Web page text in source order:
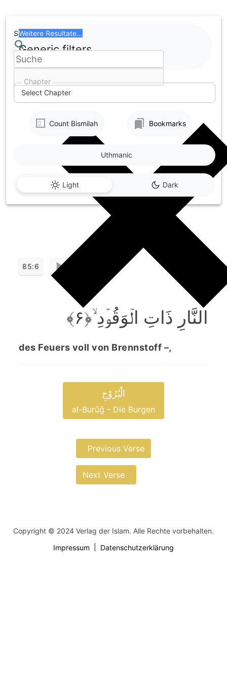
to
content
Chapter
Select Chapter
Search
Weitere Resultate...
Generic filters
Count Bismilah Bookmarks
Light Dark
Uthmanic
85:6
النَّارِ ذَاتِ الۡوَقُوۡدِ ۙ﴿۶﴾
des Feuers voll von Brennstoff –,
الْبُرُوْجِ
al-Burūǧ - Die Burgen
Previous Verse
Next Verse
Copyright © 2024 Verlag der Islam. Alle Rechte vorbehalten.
Impressum
Datenschutzerklärung